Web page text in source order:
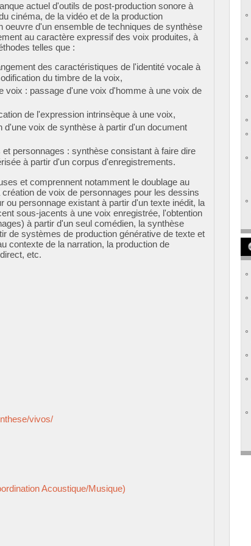
actuel d'outils de post-production sonore à
cinéma, de la vidéo et de la production
oeuvre d'un ensemble de techniques de synthèse
au caractère expressif des voix produites, à
telles que :
des caractéristiques de l'identité vocale à
du timbre de la voix,
voix : passage d'une voix d'homme à une voix de
de l'expression intrinsèque à une voix,
voix de synthèse à partir d'un document
personnages : synthèse consistant à faire dire
à partir d'un corpus d'enregistrements.
et comprennent notamment le doublage au
de voix de personnages pour les dessins
personnage existant à partir d'un texte inédit, la
sous-jacents à une voix enregistrée, l'obtention
à partir d'un seul comédien, la synthèse
de systèmes de production générative de texte et
contexte de la narration, la production de
etc.
vivos/
Acoustique/Musique)